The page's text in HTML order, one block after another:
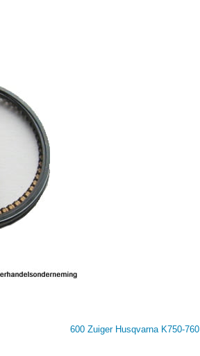
600 Zuiger Husqvarna K750-760